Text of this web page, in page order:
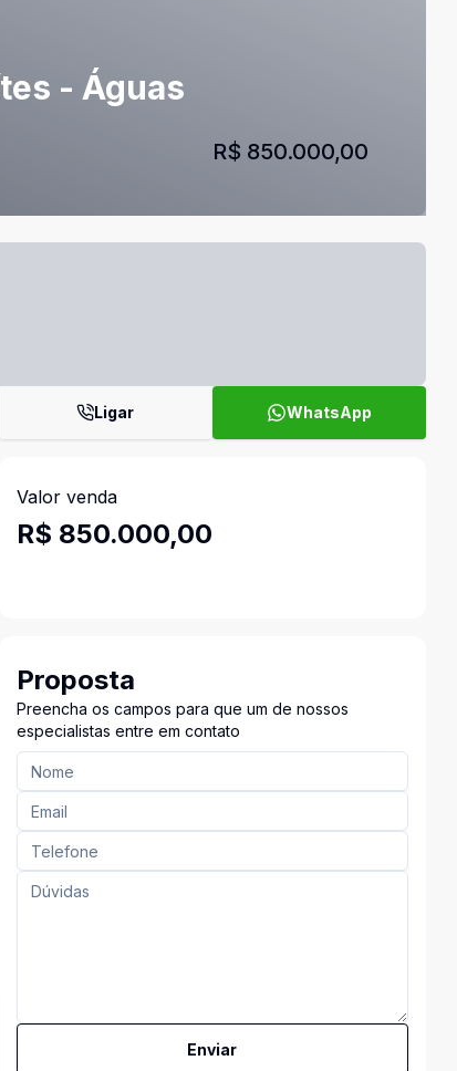
- Águas
R$ 850.000,00
Ligar WhatsApp
Valor venda
R$ 850.000,00
Proposta
Preencha os campos para que um de nossos
especialistas entre em contato
Enviar